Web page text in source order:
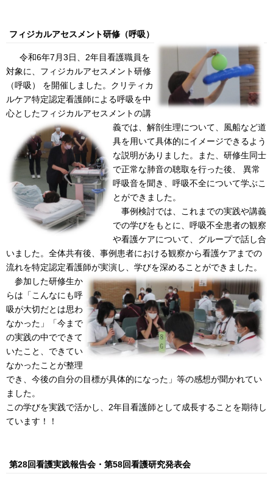
フィジカルアセスメント研修（呼吸）
令和6年7月3日、2年目看護職員を
対象に、フィジカルアセスメント研修
（呼吸） を開催しました。クリティカ
ルケア特定認定看護師による呼吸を中
心としたフィジカ ルアセスメントの講
義では、解剖生理について、風船など道
具を用いて具体的にイメージできるよう
な説明がありました。また、研修生同士
で正常な肺音の聴取を行った後、 異常
呼吸音を聞き、呼吸不全について学ぶこ
とができました。
事例検討では、これまでの実践や講義
での学びをもとに、呼吸不全患者の観察
や看護ケアについて、グループで話し合
いました。全体共有後、事例患者における観察から看護ケアまでの
流れを特定認定看護師が実演し、学びを深めることができました。
参加した研修生か
らは「こんなにも呼
吸が大切だとは思わ
なかった」「今まで
の実践の中でできて
いたこと、できてい
なかったことが整理
でき、今後の自分の目標が具体的になった」等の感想が聞かれてい
ました。
この学びを実践で活かし、2年目看護師として成長することを期待し
ています！！
第28回看護実践報告会・第58回看護研究発表会